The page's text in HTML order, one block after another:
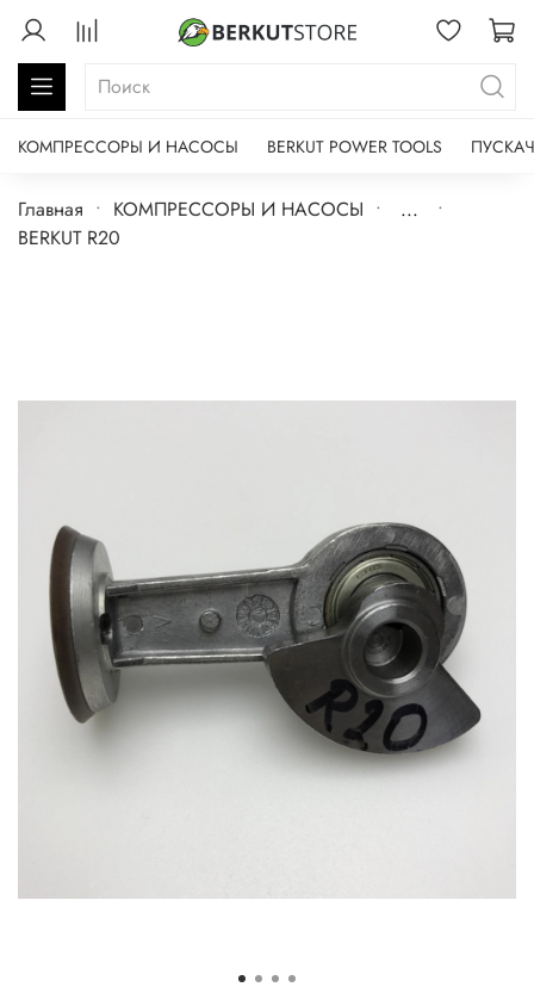
КОМПРЕССОРЫ И НАСОСЫ BERKUT POWER TOOLS
Главная КОМПРЕССОРЫ И НАСОСЫ
...
BERKUT R20